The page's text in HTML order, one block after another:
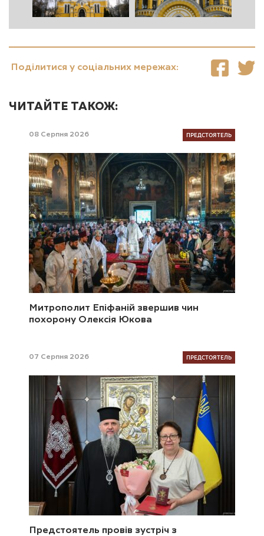
Поділитися у соціальних мережах:
ЧИТАЙТЕ ТАКОЖ:
08 Серпня 2026 ПРЕДСТОЯТЕЛЬ
Митрополит Епіфаній звершив чин
похорону Олексія Юкова
07 Серпня 2026 ПРЕДСТОЯТЕЛЬ
Предстоятель провів зустріч з